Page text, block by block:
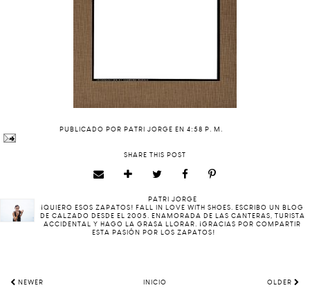
PUBLICADO POR PATRI JORGE EN 4:58 P. M.
SHARE THIS POST
PATRI JORGE
¡QUIERO ESOS ZAPATOS! FALL IN LOVE WITH SHOES. ESCRIBO UN BLOG
DE CALZADO DESDE EL 2005. ENAMORADA DE LAS CANTERAS, TURISTA
ACCIDENTAL Y HAGO LA GRASA LLORAR. ¡GRACIAS POR COMPARTIR
ESTA PASIÓN POR LOS ZAPATOS!
NEWER INICIO OLDER